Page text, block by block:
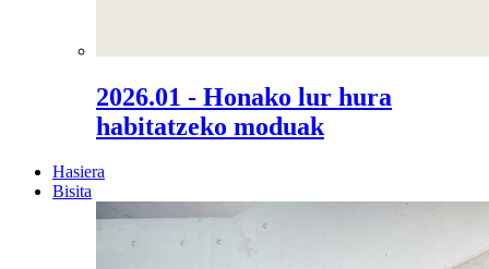
2026.01 - Honako lur hura
habitatzeko moduak
Hasiera
Bisita